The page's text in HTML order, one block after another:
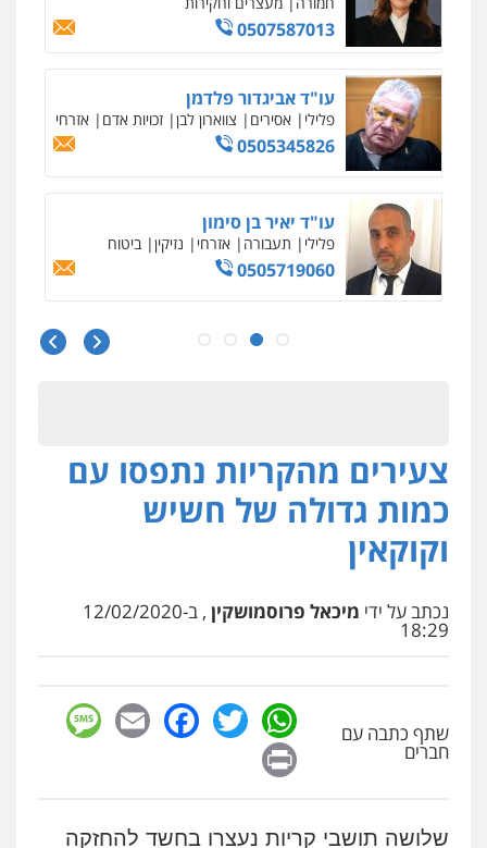
0507587013
עו"ד אביגדור פלדמן
פלילי אסירים צווארון לבן זכויות אדם אזרחי
0505345826
עו"ד יאיר בן סימון
פלילי תעבורה אזרחי נזיקין ביטוח
0505719060
עו"ד נס בן נתן
עו"ד משה פלמור
פלילי כלכלי צווארון לבן עורכי דין לענייני
אסירים
0549732303
פלילי בטחוני צבאי נזיקין
עו"ד אסף גונן
פשע חמור תעבורה צבא מעצרים
וחקירות
0542255161
גל דהן – משרד עורך דין פלילי
צעירים מהקריות נתפסו עם
כמות גדולה של חשיש
וקוקאין
נכתב על ידי מיכאל פרוסמושקין , ב-12/02/2020
18:29
שתף כתבה עם
חברים
WhatsApp
Twitter
Facebook
Email
שלושה תושבי קריות נעצרו בחשד להחזקה